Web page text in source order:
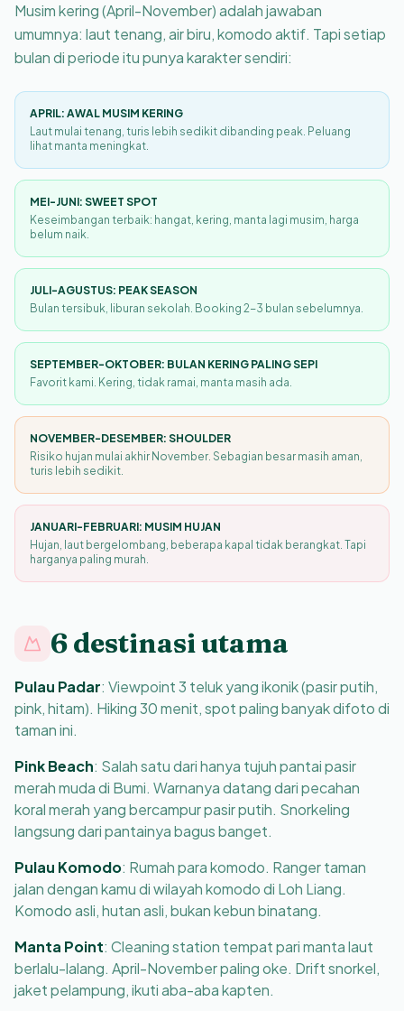
Musim kering (April-November) adalah jawaban
umumnya: laut tenang, air biru, komodo aktif. Tapi setiap
bulan di periode itu punya karakter sendiri:
APRIL: AWAL MUSIM KERING
Laut mulai tenang, turis lebih sedikit dibanding peak. Peluang
lihat manta meningkat.
MEI-JUNI: SWEET SPOT
Keseimbangan terbaik: hangat, kering, manta lagi musim, harga
belum naik.
JULI-AGUSTUS: PEAK SEASON
Bulan tersibuk, liburan sekolah. Booking 2-3 bulan sebelumnya.
SEPTEMBER-OKTOBER: BULAN KERING PALING SEPI
Favorit kami. Kering, tidak ramai, manta masih ada.
NOVEMBER-DESEMBER: SHOULDER
Risiko hujan mulai akhir November. Sebagian besar masih aman,
turis lebih sedikit.
JANUARI-FEBRUARI: MUSIM HUJAN
Hujan, laut bergelombang, beberapa kapal tidak berangkat. Tapi
harganya paling murah.
6 destinasi utama
Pulau Padar: Viewpoint 3 teluk yang ikonik (pasir putih,
pink, hitam). Hiking 30 menit, spot paling banyak difoto di
taman ini.
Pink Beach: Salah satu dari hanya tujuh pantai pasir
merah muda di Bumi. Warnanya datang dari pecahan
koral merah yang bercampur pasir putih. Snorkeling
langsung dari pantainya bagus banget.
Pulau Komodo: Rumah para komodo. Ranger taman
jalan dengan kamu di wilayah komodo di Loh Liang.
Komodo asli, hutan asli, bukan kebun binatang.
Manta Point: Cleaning station tempat pari manta laut
berlalu-lalang. April-November paling oke. Drift snorkel,
jaket pelampung, ikuti aba-aba kapten.